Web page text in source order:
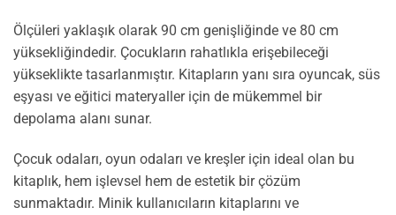
Ölçüleri yaklaşık olarak 90 cm genişliğinde ve 80 cm
yüksekliğindedir. Çocukların rahatlıkla erişebileceği
yükseklikte tasarlanmıştır. Kitapların yanı sıra oyuncak, süs
eşyası ve eğitici materyaller için de mükemmel bir
depolama alanı sunar.
Çocuk odaları, oyun odaları ve kreşler için ideal olan bu
kitaplık, hem işlevsel hem de estetik bir çözüm
sunmaktadır. Minik kullanıcıların kitaplarını ve